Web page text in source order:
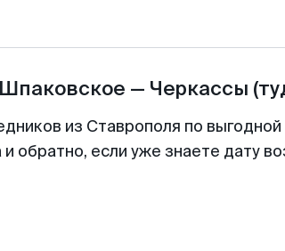
Шпаковское — Черкассы
из Ставрополя по
обратно, если уже знаете дату